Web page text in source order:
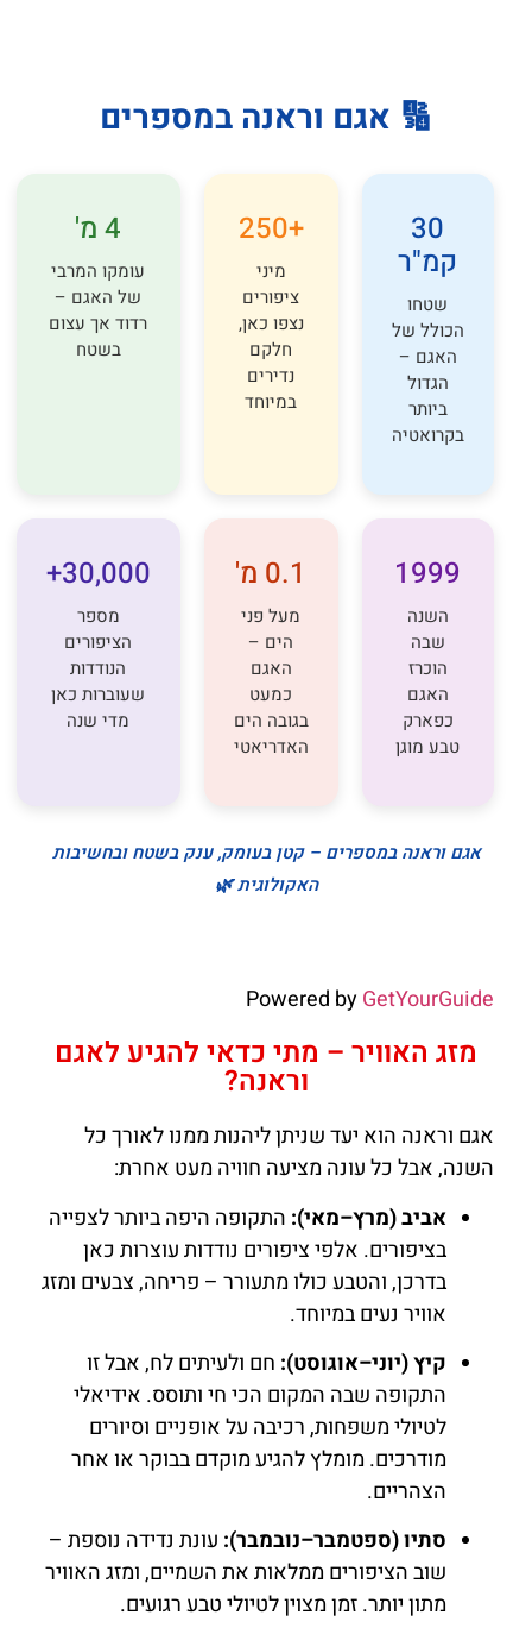
🔢 אגם וראנה במספרים
30
קמ"ר
שטחו
הכולל של
האגם –
הגדול
ביותר
בקרואטיה
+250
מיני
ציפורים
נצפו כאן,
חלקם
נדירים
במיוחד
4 מ'
עומקו המרבי
של האגם –
רדוד אך עצום
בשטח
1999
השנה
שבה
הוכרז
האגם
כפארק
טבע מוגן
0.1 מ'
מעל פני
הים –
האגם
כמעט
בגובה הים
האדריאטי
30,000+
מספר
הציפורים
הנודדות
שעוברות כאן
מדי שנה
אגם וראנה במספרים – קטן בעומק, ענק בשטח ובחשיבות
האקולוגית 🌿
Powered byGetYourGuide
מזג האוויר – מתי כדאי להגיע לאגם
וראנה?
אגם וראנה הוא יעד שניתן ליהנות ממנו לאורך כל
השנה, אבל כל עונה מציעה חוויה מעט אחרת:
אביב (מרץ–מאי): התקופה היפה ביותר לצפייה
בציפורים. אלפי ציפורים נודדות עוצרות כאן
בדרכן, והטבע כולו מתעורר – פריחה, צבעים ומזג
אוויר נעים במיוחד.
קיץ (יוני–אוגוסט): חם ולעיתים לח, אבל זו
התקופה שבה המקום הכי חי ותוסס. אידיאלי
לטיולי משפחות, רכיבה על אופניים וסיורים
מודרכים. מומלץ להגיע מוקדם בבוקר או אחר
הצהריים.
סתיו (ספטמבר–נובמבר): עונת נדידה נוספת –
שוב הציפורים ממלאות את השמיים, ומזג האוויר
מתון יותר. זמן מצוין לטיולי טבע רגועים.